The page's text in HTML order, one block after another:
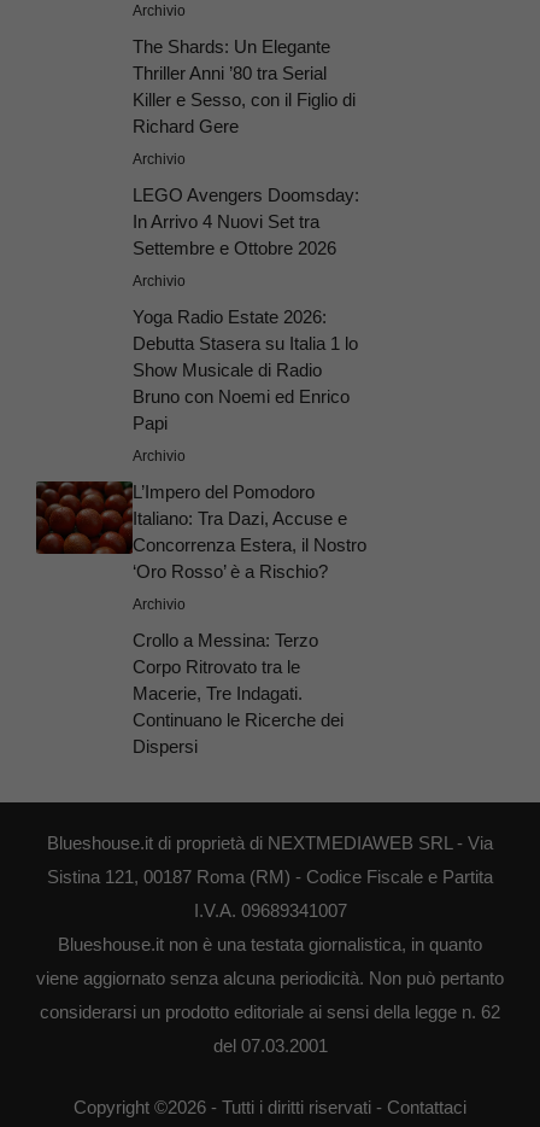
Archivio
The Shards: Un Elegante
Thriller Anni ’80 tra Serial
Killer e Sesso, con il Figlio di
Richard Gere
Archivio
LEGO Avengers Doomsday:
In Arrivo 4 Nuovi Set tra
Settembre e Ottobre 2026
Archivio
Yoga Radio Estate 2026:
Debutta Stasera su Italia 1 lo
Show Musicale di Radio
Bruno con Noemi ed Enrico
Papi
Archivio
L’Impero del Pomodoro
Italiano: Tra Dazi, Accuse e
Concorrenza Estera, il Nostro
‘Oro Rosso’ è a Rischio?
Archivio
Crollo a Messina: Terzo
Corpo Ritrovato tra le
Macerie, Tre Indagati.
Continuano le Ricerche dei
Dispersi
Blueshouse.it di proprietà di NEXTMEDIAWEB SRL - Via
Sistina 121, 00187 Roma (RM) - Codice Fiscale e Partita
I.V.A. 09689341007
Blueshouse.it non è una testata giornalistica, in quanto
viene aggiornato senza alcuna periodicità. Non può pertanto
considerarsi un prodotto editoriale ai sensi della legge n. 62
del 07.03.2001
Copyright ©2026 - Tutti i diritti riservati - Contattaci